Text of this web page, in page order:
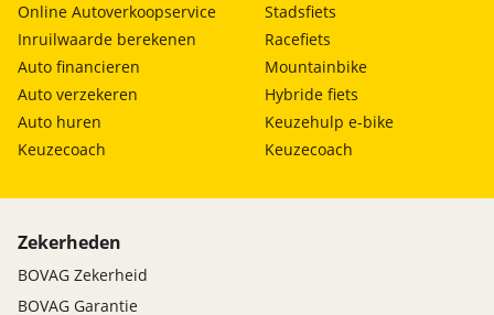
Online Autoverkoopservice
Inruilwaarde berekenen
Auto financieren
Auto verzekeren
Auto huren
Keuzecoach
Stadsfiets
Racefiets
Mountainbike
Hybride fiets
Keuzehulp e-bike
Keuzecoach
Zekerheden
BOVAG Zekerheid
BOVAG Garantie